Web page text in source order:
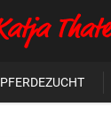
PFERDEZUCHT